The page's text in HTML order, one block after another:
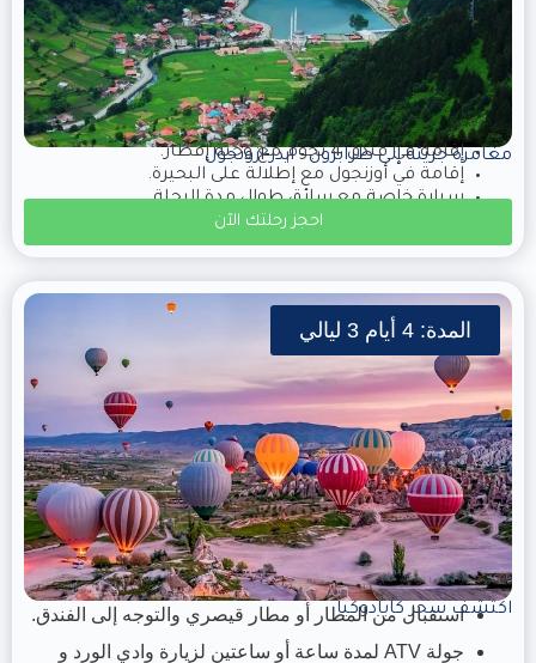
مغامرة جريئة إلى طرابزون - ايدر-ازونجول
إقامة في فندق 4 نجوم مع وجبة إفطار.
إقامة في أوزنجول مع إطلالة على البحيرة.
سيارة خاصة مع سائق طوال مدة الرحلة.
احجز رحلتك الآن
المدة: 4 أيام 3 ليالي
اكتشف سحر كابادوكيا
استقبال من المطار أو مطار قيصري والتوجه إلى الفندق.
جولة ATV لمدة ساعة أو ساعتين لزيارة وادي الورد و